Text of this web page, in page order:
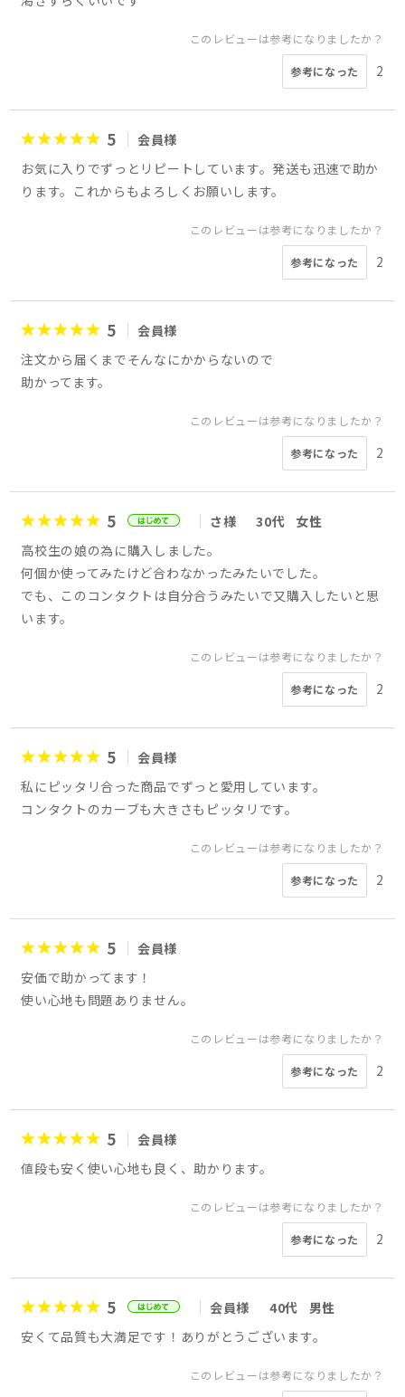
このレビューは参考になりましたか？
参考になった 2
5
会員様
お気に入りでずっとリピートしています。発送も迅速で助か
ります。これからもよろしくお願いします。
このレビューは参考になりましたか？
参考になった 2
5
会員様
注文から届くまでそんなにかからないので
助かってます。
このレビューは参考になりましたか？
参考になった 2
5 さ様 30代
女性
高校生の娘の為に購入しました。
何個か使ってみたけど合わなかったみたいでした。
でも、このコンタクトは自分合うみたいで又購入したいと思
います。
このレビューは参考になりましたか？
参考になった 2
5
会員様
私にピッタリ合った商品でずっと愛用しています。
コンタクトのカーブも大きさもピッタリです。
このレビューは参考になりましたか？
参考になった 2
5
会員様
安価で助かってます！
使い心地も問題ありません。
このレビューは参考になりましたか？
参考になった 2
5
会員様
値段も安く使い心地も良く、助かります。
このレビューは参考になりましたか？
参考になった 2
5 会員様 40代
男性
安くて品質も大満足です！ありがとうございます。
このレビューは参考になりましたか？